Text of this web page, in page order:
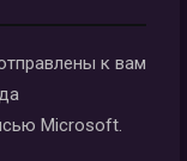
к вам
Microsoft.